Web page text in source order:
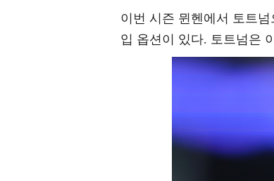
이번 시즌 뮌헨에서 토트
입 옵션이 있다. 토트넘은